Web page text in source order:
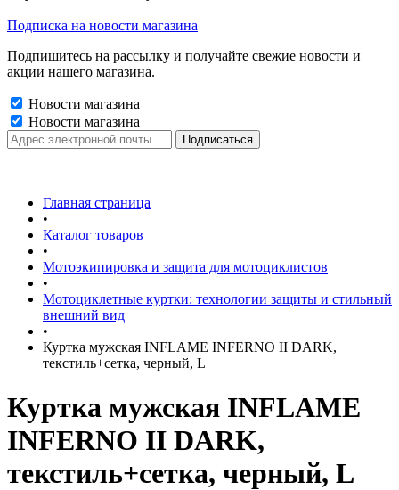
Подписка на новости магазина
Подпишитесь на рассылку и получайте свежие новости и
акции нашего магазина.
Новости магазина
Новости магазина
Главная страница
•
Каталог товаров
•
Мотоэкипировка и защита для мотоциклистов
•
Мотоциклетные куртки: технологии защиты и стильный
внешний вид
•
Куртка мужская INFLAME INFERNO II DARK,
текстиль+сетка, черный, L
Куртка мужская INFLAME
INFERNO II DARK,
текстиль+сетка, черный, L